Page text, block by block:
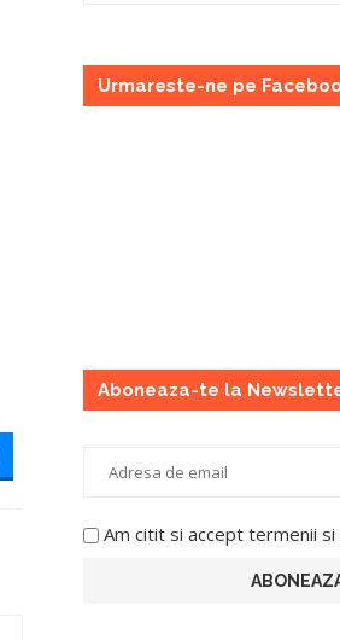
Urmareste-ne pe
Aboneaza-te la
Am citit si accept termenii si